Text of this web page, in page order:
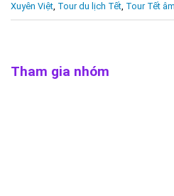
Xuyên Việt, Tour du lịch Tết, Tour Tết
Tham gia nhóm